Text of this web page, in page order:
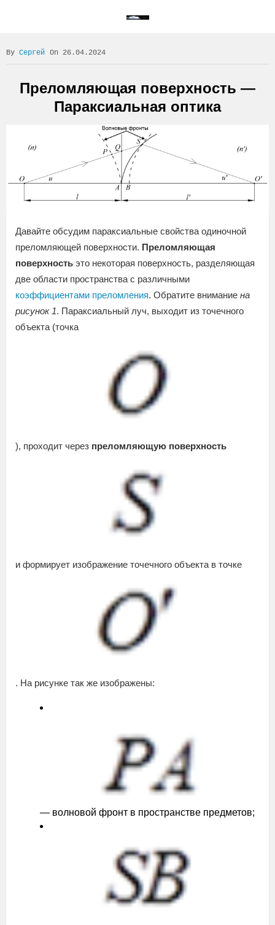
Сергей On 26.04.2024
Преломляющая поверхность —
Параксиальная оптика
Давайте обсудим параксиальные свойства одиночной
преломляющей поверхности. Преломляющая
поверхность это некоторая поверхность, разделяющая
две области пространства с различными
коэффициентами преломления. Обратите внимание на
рисунок 1. Параксиальный луч, выходит из точечного
объекта (точка
), проходит через преломляющую поверхность
и формирует изображение точечного объекта в точке
. На рисунке так же изображены:
— волновой фронт в пространстве предметов;